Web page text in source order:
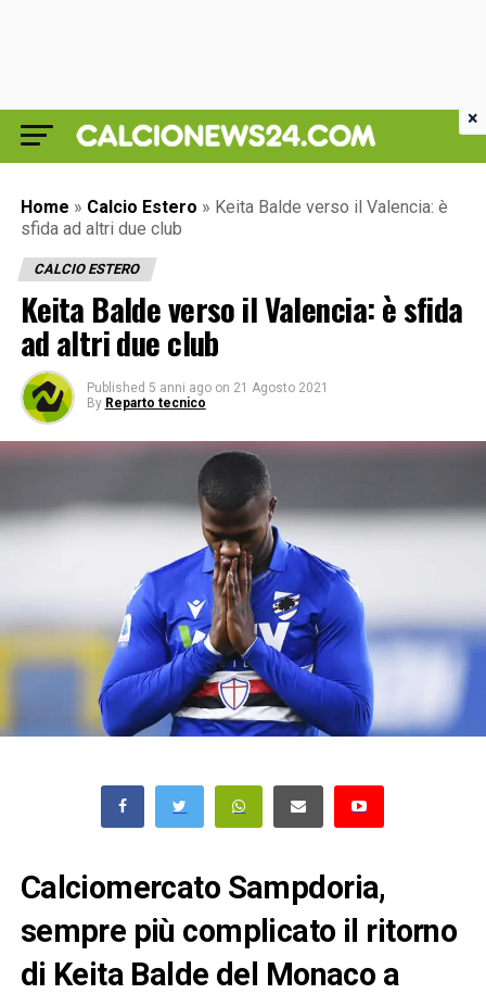
Home » Calcio Estero » Keita Balde verso il Valencia: è
sfida ad altri due club
CALCIO ESTERO
Keita Balde verso il Valencia: è sfida
ad altri due club
Published 5 anni ago on 21 Agosto 2021
By Reparto tecnico
Calciomercato Sampdoria,
sempre più complicato il ritorno
di Keita Balde del Monaco a
×